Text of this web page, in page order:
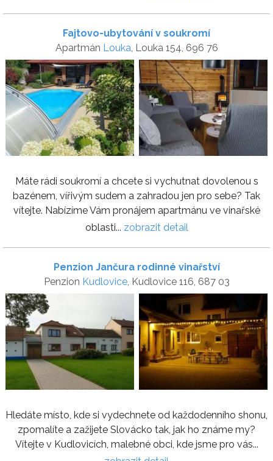
Fajtovo-ubytování v soukromí
Apartmán Louka, Louka 154, 696 76
Máte rádi soukromí a chcete si vychutnat dovolenou s
bazénem, vířivým sudem a zahradou jen pro sebe? Tak
vítejte. Nabízíme Vám pronájem apartmánu ve vinařské
oblasti... zobrazit detail
Penzion Jančura rodinné vinařství
Penzion Kudlovice, Kudlovice 116, 687 03
Hledáte místo, kde si vydechnete od každodenního shonu,
zpomalíte a zažijete Slovácko tak, jak ho známe my?
Vítejte v Kudlovicích, malebné obci, kde jsme pro vás...